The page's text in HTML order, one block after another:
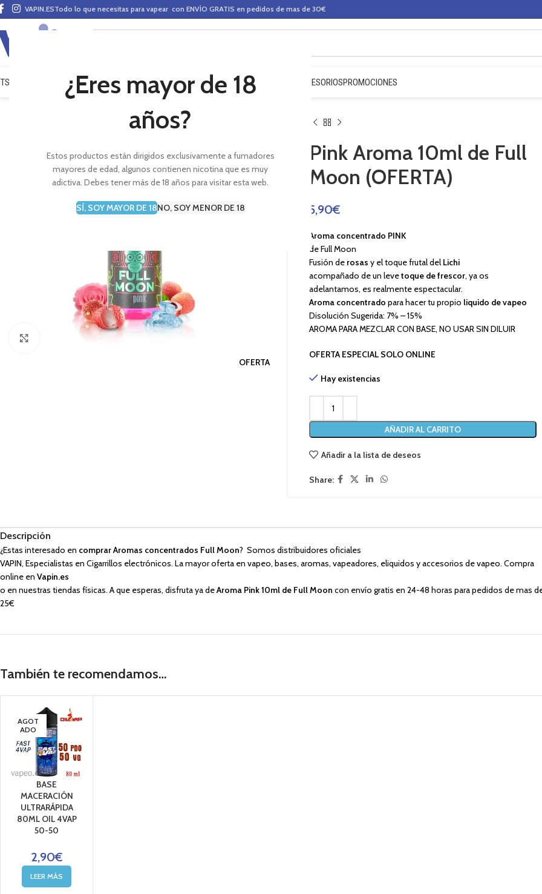
¿Eres mayor de 18
años?
Estos productos están dirigidos exclusivamente a fumadores
mayores de edad, algunos contienen nicotina que es muy
adictiva. Debes tener más de 18 años para visitar esta web.
SÍ, SOY MAYOR DE 18NO, SOY MENOR DE 18
VAPIN.ESTodo lo que necesitas para vapear con ENVÍO GRATIS en pedidos de mas de 30€
VAPEO MODS CLAROMIZADORES BASES Y AROMAS (ALQUIMIA) ACCESORIOSPROMOCIONES
OFERTA
Pink Aroma 10ml de Full
Moon (OFERTA)
5,90€
Aroma concentrado PINK
de Full Moon
Fusión de rosas y el toque frutal del Lichi
acompañado de un levetoque de frescor, ya os
adelantamos, es realmente espectacular.
Aroma concentrado para hacer tu propio liquido de vapeo
Disolución Sugerida: 7% – 15%
AROMA PARA MEZCLAR CON BASE, NO USAR SIN DILUIR
OFERTA ESPECIAL SOLO ONLINE
Hay existencias
AÑADIR AL CARRITO
Añadir a la lista de deseos
Share:
Descripción
¿Estas interesado en comprar Aromas concentrados Full Moon? Somos distribuidores oficiales
VAPIN, Especialistas en Cigarrillos electrónicos. La mayor oferta en vapeo, bases, aromas, vapeadores, eliquidos y accesorios de vapeo. Compra
online en Vapin.es
o en nuestras tiendas físicas. A que esperas, disfruta ya deAroma Pink 10ml de Full Moon con envío gratis en 24-48 horas para pedidos de mas
25€
También te recomendamos…
AGOT
ADO
BASE
MACERACIÓN
ULTRARÁPIDA
80ML OIL 4VAP
50-50
2,90€
LEER MÁS